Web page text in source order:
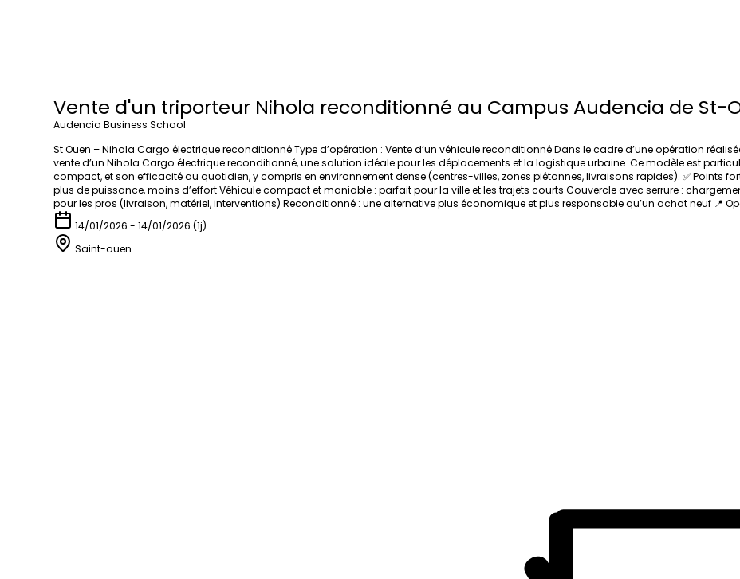
Vente d'un triporteur Nihola reconditionné au Campus Audencia de St-
Audencia Business School
St Ouen – Nihola Cargo électrique reconditionné Type d’opération : Vente d’un véhicule reconditionné Dans le cadre d’une opération
vente d’un Nihola Cargo électrique reconditionné, une solution idéale pour les déplacements et la logistique urbaine. Ce modèle est
compact, et son efficacité au quotidien, y compris en environnement dense (centres-villes, zones piétonnes, livraisons rapides). ✅ Points
plus de puissance, moins d’effort Véhicule compact et maniable : parfait pour la ville et les trajets courts Couvercle avec serrure :
pour les pros (livraison, matériel, interventions) Reconditionné : une alternative plus économique et plus responsable qu’un achat neuf 📍
14/01/2026 - 14/01/2026 (1j)
Saint-ouen